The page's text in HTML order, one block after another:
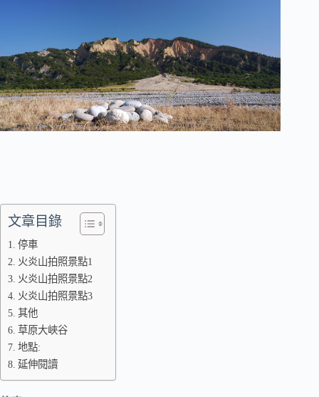
文章目錄
停車
火炎山拍照景點1
火炎山拍照景點2
火炎山拍照景點3
其他
草原大峽谷
地點:
延伸閱讀